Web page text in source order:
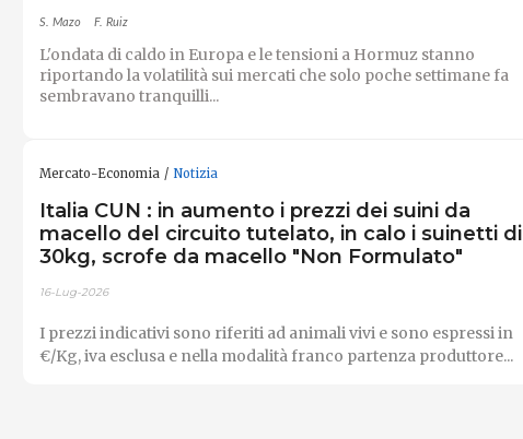
S. Mazo F. Ruiz
L'ondata di caldo in Europa e le tensioni a Hormuz stanno
riportando la volatilità sui mercati che solo poche settimane fa
sembravano tranquilli...
Mercato-Economia Notizia
Italia CUN : in aumento i prezzi dei suini da
macello del circuito tutelato, in calo i suinetti di
30kg, scrofe da macello "Non Formulato"
16-Lug-2026
I prezzi indicativi sono riferiti ad animali vivi e sono espressi in
€/Kg, iva esclusa e nella modalità franco partenza produttore...